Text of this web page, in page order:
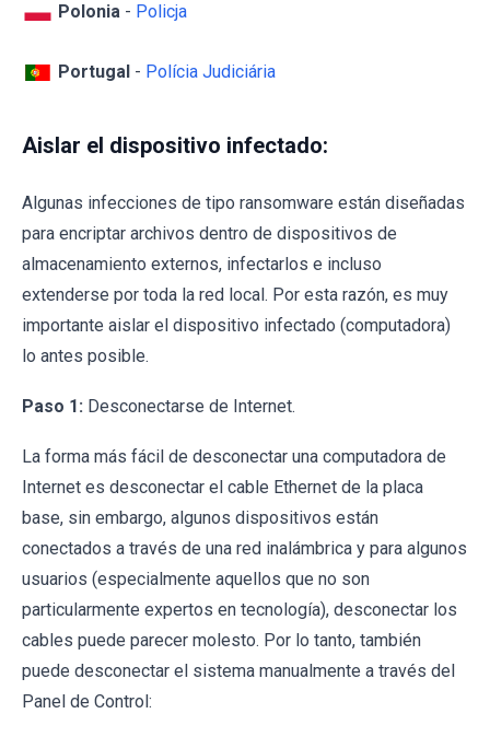
Polonia - Policja
Portugal - Polícia Judiciária
Aislar el dispositivo infectado:
Algunas infecciones de tipo ransomware están diseñadas
para encriptar archivos dentro de dispositivos de
almacenamiento externos, infectarlos e incluso
extenderse por toda la red local. Por esta razón, es muy
importante aislar el dispositivo infectado (computadora)
lo antes posible.
Paso 1: Desconectarse de Internet.
La forma más fácil de desconectar una computadora de
Internet es desconectar el cable Ethernet de la placa
base, sin embargo, algunos dispositivos están
conectados a través de una red inalámbrica y para algunos
usuarios (especialmente aquellos que no son
particularmente expertos en tecnología), desconectar los
cables puede parecer molesto. Por lo tanto, también
puede desconectar el sistema manualmente a través del
Panel de Control: